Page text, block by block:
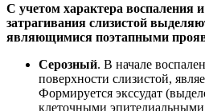
С учетом характера воспаления
затрагивания слизистой
являющимися поэтапными
Серозный. В начале
поверхности слизистой,
Формируется экссудат
клеточными